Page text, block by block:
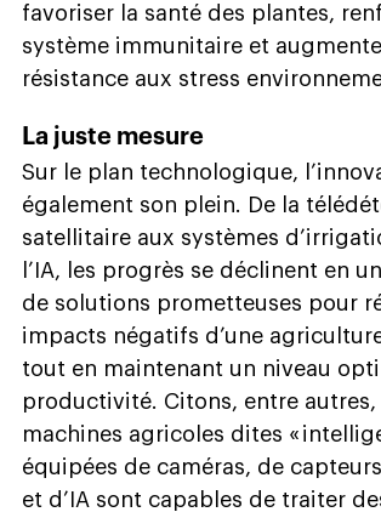
favoriser la santé des plantes,
système immunitaire et
résistance aux stress
La juste mesure
Sur le plan technologique,
également son plein. De la
satellitaire aux systèmes
l’IA, les progrès se déclinent en
de solutions prometteuses pour
impacts négatifs d’une
tout en maintenant un niveau
productivité. Citons, entre autres,
machines agricoles dites «
équipées de caméras, de
et d’IA sont capables de traiter